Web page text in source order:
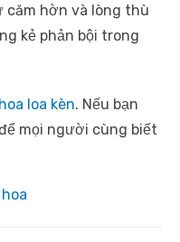
căm hờn và lòng thù
kẻ phản bội trong
loa kèn. Nếu bạn
mọi người cùng biết